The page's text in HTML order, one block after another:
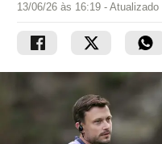
13/06/26 às 16:19 - Atualizado